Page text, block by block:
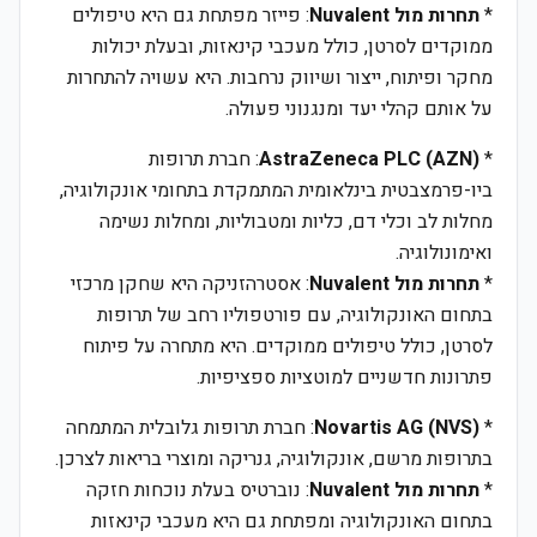
*תחרות מול Nuvalent
: פייזר מפתחת גם היא טיפולים
ממוקדים לסרטן, כולל מעכבי קינאזות, ובעלת יכולות
מחקר ופיתוח, ייצור ושיווק נרחבות. היא עשויה להתחרות
על אותם קהלי יעד ומנגנוני פעולה.
*
AstraZeneca PLC (AZN): חברת תרופות
ביו-פרמצבטית בינלאומית המתמקדת בתחומי אונקולוגיה,
מחלות לב וכלי דם, כליות ומטבוליות, ומחלות נשימה
ואימונולוגיה.
*תחרות מול Nuvalent
: אסטרהזניקה היא שחקן מרכזי
בתחום האונקולוגיה, עם פורטפוליו רחב של תרופות
לסרטן, כולל טיפולים ממוקדים. היא מתחרה על פיתוח
פתרונות חדשניים למוטציות ספציפיות.
*
Novartis AG (NVS): חברת תרופות גלובלית המתמחה
בתרופות מרשם, אונקולוגיה, גנריקה ומוצרי בריאות לצרכן.
*תחרות מול Nuvalent
: נוברטיס בעלת נוכחות חזקה
בתחום האונקולוגיה ומפתחת גם היא מעכבי קינאזות